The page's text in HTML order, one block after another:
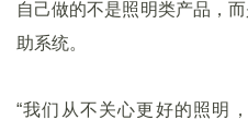
自己做的不是照明类产品，
助系统。
“我们从不关心更好的照明